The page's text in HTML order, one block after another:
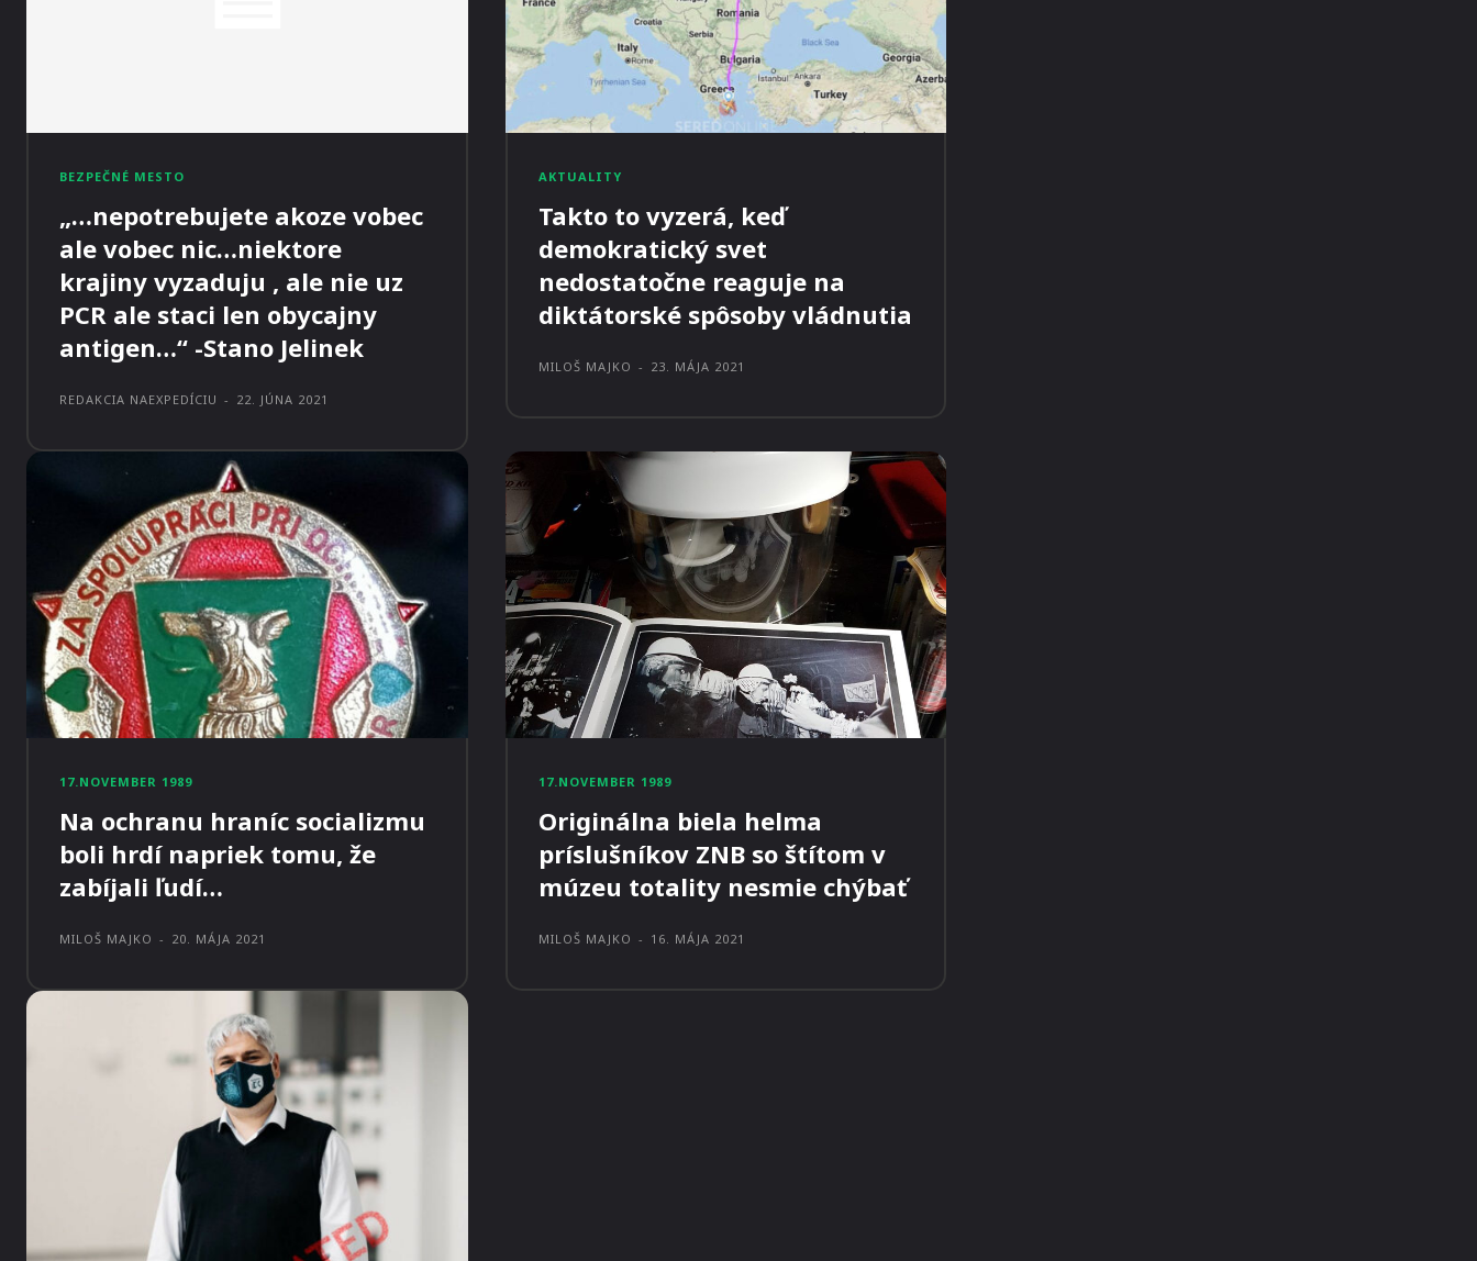
BEZPEČNÉ MESTO
„…nepotrebujete akoze vobec
ale vobec nic…niektore
krajiny vyzaduju , ale nie uz
PCR ale staci len obycajny
antigen…“ -Stano Jelinek
REDAKCIA NAEXPEDÍCIU - 22. JÚNA 2021
AKTUALITY
Takto to vyzerá, keď
demokratický svet
nedostatočne reaguje na
diktátorské spôsoby vládnutia
MILOŠ MAJKO - 23. MÁJA 2021
17.NOVEMBER 1989
Na ochranu hraníc socializmu
boli hrdí napriek tomu, že
zabíjali ľudí…
MILOŠ MAJKO - 20. MÁJA 2021
17.NOVEMBER 1989
Originálna biela helma
príslušníkov ZNB so štítom v
múzeu totality nesmie chýbať
MILOŠ MAJKO - 16. MÁJA 2021